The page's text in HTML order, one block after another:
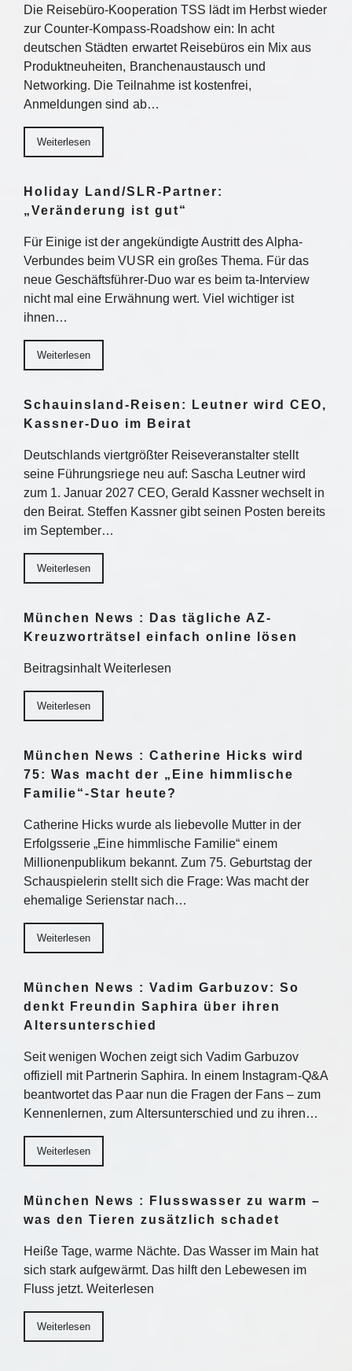
Die Reisebüro-Kooperation TSS lädt im Herbst wieder
zur Counter-Kompass-Roadshow ein: In acht
deutschen Städten erwartet Reisebüros ein Mix aus
Produktneuheiten, Branchenaustausch und
Networking. Die Teilnahme ist kostenfrei,
Anmeldungen sind ab…
Weiterlesen
Holiday Land/SLR-Partner:
„Veränderung ist gut“
Für Einige ist der angekündigte Austritt des Alpha-
Verbundes beim VUSR ein großes Thema. Für das
neue Geschäftsführer-Duo war es beim ta-Interview
nicht mal eine Erwähnung wert. Viel wichtiger ist
ihnen…
Weiterlesen
Schauinsland-Reisen: Leutner wird CEO,
Kassner-Duo im Beirat
Deutschlands viertgrößter Reiseveranstalter stellt
seine Führungsriege neu auf: Sascha Leutner wird
zum 1. Januar 2027 CEO, Gerald Kassner wechselt in
den Beirat. Steffen Kassner gibt seinen Posten bereits
im September…
Weiterlesen
München News : Das tägliche AZ-
Kreuzworträtsel einfach online lösen
Beitragsinhalt Weiterlesen
Weiterlesen
München News : Catherine Hicks wird
75: Was macht der „Eine himmlische
Familie“-Star heute?
Catherine Hicks wurde als liebevolle Mutter in der
Erfolgsserie „Eine himmlische Familie“ einem
Millionenpublikum bekannt. Zum 75. Geburtstag der
Schauspielerin stellt sich die Frage: Was macht der
ehemalige Serienstar nach…
Weiterlesen
München News : Vadim Garbuzov: So
denkt Freundin Saphira über ihren
Altersunterschied
Seit wenigen Wochen zeigt sich Vadim Garbuzov
offiziell mit Partnerin Saphira. In einem Instagram-Q&A
beantwortet das Paar nun die Fragen der Fans – zum
Kennenlernen, zum Altersunterschied und zu ihren…
Weiterlesen
München News : Flusswasser zu warm –
was den Tieren zusätzlich schadet
Heiße Tage, warme Nächte. Das Wasser im Main hat
sich stark aufgewärmt. Das hilft den Lebewesen im
Fluss jetzt. Weiterlesen
Weiterlesen